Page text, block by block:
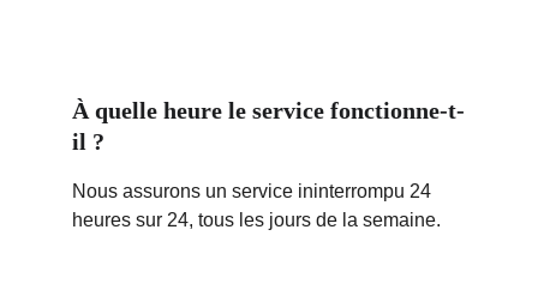
À quelle heure le service fonctionne-t-
il ?
Nous assurons un service ininterrompu 24
heures sur 24, tous les jours de la semaine.